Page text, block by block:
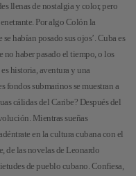
llenas de nostalgia y color, pero
Por algo Colón la
habían posado sus ojos’. Cuba es
no haber pasado el tiempo, o los
historia, aventura y una
fondos submarinos se muestran a
cálidas del Caribe? Después del
Mientras sueñas
en la cultura cubana con el
de las novelas de Leonardo
de pueblo cubano. Confiesa,